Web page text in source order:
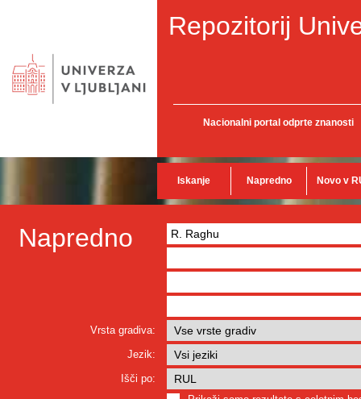
Repozitorij
Nacionalni portal odprte znanosti
Iskanje Napredno Novo v
Napredno
Vrsta gradiva:
Jezik:
Išči po: